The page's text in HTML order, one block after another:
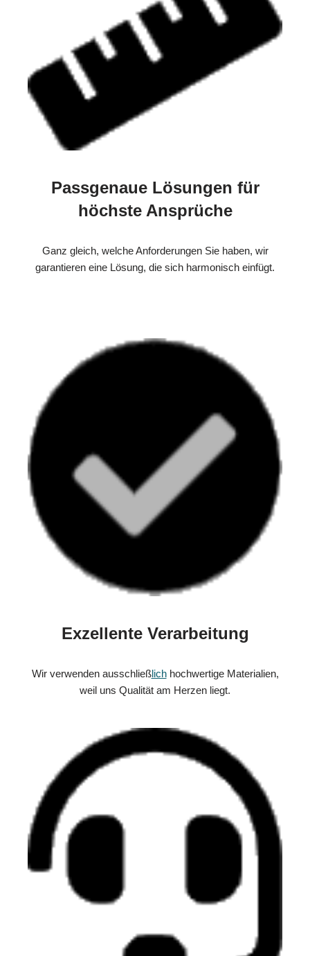
Passgenaue Lösungen für
höchste Ansprüche
Ganz gleich, welche Anforderungen Sie haben, wir
garantieren eine Lösung, die sich harmonisch einfügt.
Exzellente Verarbeitung
Wir verwenden ausschließlichhochwertige Materialien,
weil uns Qualität am Herzen liegt.